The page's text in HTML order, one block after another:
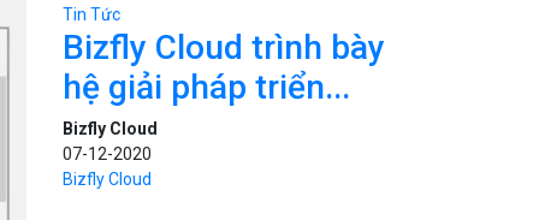
Tin Tức
Bizfly Cloud trình bày
hệ giải pháp triển...